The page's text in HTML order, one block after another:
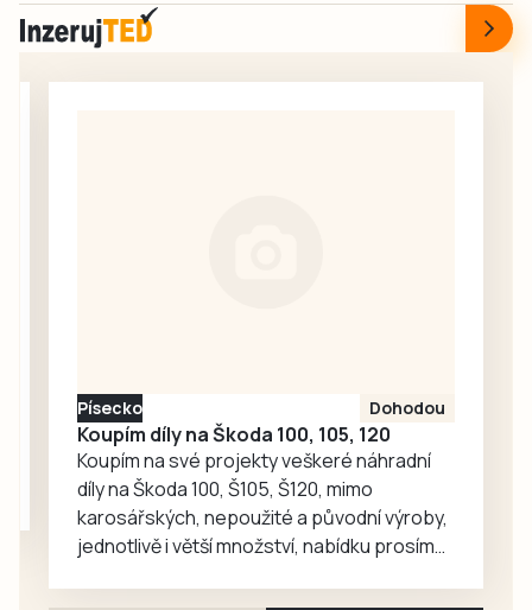
v Táboře. Začal
srpen a neděje se
Písecko Dohodou
Koupím díly na Škoda 100, 105, 120
Koupím na své projekty veškeré náhradní
díly na Škoda 100, Š105, Š120, mimo
karosářských, nepoužité a původní výroby,
jednotlivě i větší množství, nabídku prosím